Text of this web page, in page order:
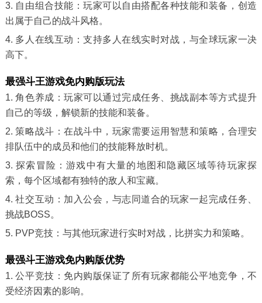
3. 自由组合技能：玩家可以自由搭配各种技能和装备，创造
出属于自己的战斗风格。
4. 多人在线互动：支持多人在线实时对战，与全球玩家一决
高下。
最强斗王游戏免内购版玩法
1. 角色养成：玩家可以通过完成任务、挑战副本等方式提升
自己的等级，解锁新的技能和装备。
2. 策略战斗：在战斗中，玩家需要运用智慧和策略，合理安
排队伍中的成员和他们的技能释放时机。
3. 探索冒险：游戏中有大量的地图和隐藏区域等待玩家探
索，每个区域都有独特的敌人和宝藏。
4. 社交互动：加入公会，与志同道合的玩家一起完成任务、
挑战BOSS。
5. PVP竞技：与其他玩家进行实时对战，比拼实力和策略。
最强斗王游戏免内购版优势
1. 公平竞技：免内购版保证了所有玩家都能公平地竞争，不
受经济因素的影响。